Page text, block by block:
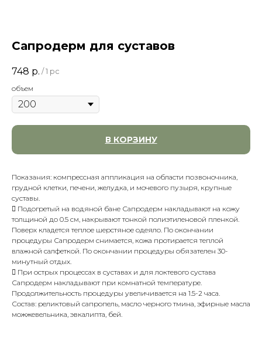
Сапродерм для суставов
748 р. / 1 pc
объем
В КОРЗИНУ
Показания: компрессная аппликация на области позвоночника,
грудной клетки, печени, желудка, и мочевого пузыря, крупные
суставы.
 Подогретый на водяной бане Сапродерм накладывают на кожу
толщиной до 0.5 см, накрывают тонкой полиэтиленовой пленкой.
Поверх кладется теплое шерстяное одеяло. По окончании
процедуры Сапродерм снимается, кожа протирается теплой
влажной салфеткой. По окончании процедуры обязателен 30-
минутный отдых.
 При острых процессах в суставах и для локтевого сустава
Сапродерм накладывают при комнатной температуре.
Продолжительность процедуры увеличивается на 1.5-2 часа.
Состав: реликтовый сапропель, масло черного тмина, эфирные масла
можжевельника, эвкалипта, бей.